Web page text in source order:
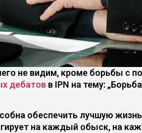
не видим, кроме борьбы с
дебатов в IPN на тему:
обеспечить лучшую
на каждый обыск, на